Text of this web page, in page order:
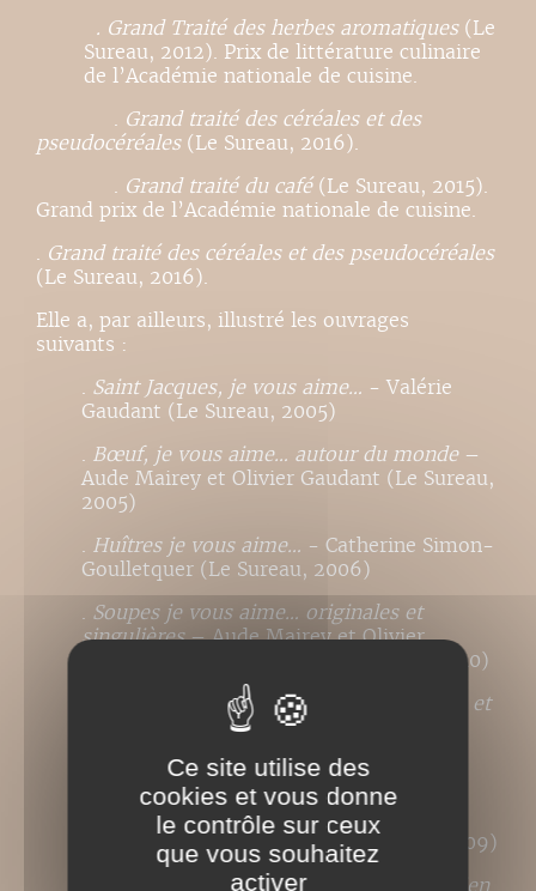
. Grand Traité des herbes aromatiques(Le
Sureau, 2012). Prix de littérature culinaire
de l’Académie nationale de cuisine.
. Grand traité des céréales et des
pseudocéréales(Le Sureau, 2016).
. Grand traité du café(Le Sureau, 2015).
Grand prix de l’Académie nationale de cuisine.
. Grand traité des céréales et des pseudocéréales
(Le Sureau, 2016).
Elle a, par ailleurs, illustré les ouvrages
suivants :
. Saint Jacques, je vous aime… - Valérie
Gaudant (Le Sureau, 2005)
. Bœuf, je vous aime… autour du monde–
Aude Mairey et Olivier Gaudant (Le Sureau,
2005)
. Huîtres je vous aime… - Catherine Simon-
Goulletquer (Le Sureau, 2006)
. Soupes je vous aime… originales et
singulières– Aude Mairey et Olivier
Gaudant (Le Sureau, 2006, Nouv. éd. 2010)
Champignons, je vous aime... sylvestres et
– Béatrice Vigot-Lagandré (Le
. Riz, je vous aime de toutes couleurs et
toutes origines– Aude Mairey et Olivier
Gaudant (Le Sureau, 2007, Nouv. éd. 2009)
Poulets, je vous aime… en blanc(s) et bien
Ce site utilise des
cookies et vous donne
le contrôle sur ceux
que vous souhaitez
activer